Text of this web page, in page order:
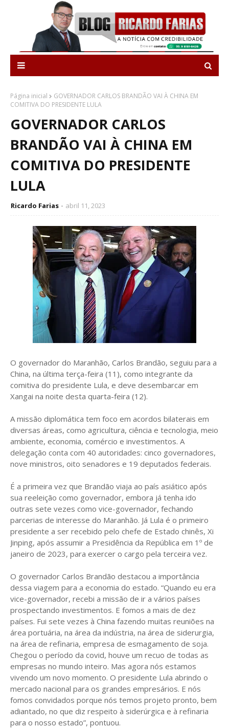
Página inicial
GOVERNADOR CARLOS BRANDÃO VAI À CHINA EM
COMITIVA DO PRESIDENTE LULA
GOVERNADOR CARLOS
BRANDÃO VAI À CHINA EM
COMITIVA DO PRESIDENTE
LULA
Ricardo Farias abril 11, 2023
O governador do Maranhão, Carlos Brandão, seguiu para a
China, na última terça-feira (11), como integrante da
comitiva do presidente Lula, e deve desembarcar em
Xangai na noite desta quarta-feira (12).
A missão diplomática tem foco em acordos bilaterais em
diversas áreas, como agricultura, ciência e tecnologia, meio
ambiente, economia, comércio e investimentos. A
delegação conta com 40 autoridades: cinco governadores,
nove ministros, oito senadores e 19 deputados federais.
É a primeira vez que Brandão viaja ao país asiático após
sua reeleição como governador, embora já tenha ido
outras sete vezes como vice-governador, fechando
parcerias de interesse do Maranhão. Já Lula é o primeiro
presidente a ser recebido pelo chefe de Estado chinês, Xi
Jinping, após assumir a Presidência da República em 1º de
janeiro de 2023, para exercer o cargo pela terceira vez.
O governador Carlos Brandão destacou a importância
dessa viagem para a economia do estado. “Quando eu era
vice-governador, recebi a missão de ir a vários países
prospectando investimentos. E fomos a mais de dez
países. Fui sete vezes à China fazendo muitas reuniões na
área portuária, na área da indústria, na área de siderurgia,
na área de refinaria, empresa de esmagamento de soja.
Chegou o período da covid, houve um recuo de todas as
empresas no mundo inteiro. Mas agora nós estamos
vivendo um novo momento. O presidente Lula abrindo o
mercado nacional para os grandes empresários. E nós
fomos convidados porque nós temos projeto pronto, bem
adiantado, no que diz respeito à siderúrgica e à refinaria
para o nosso estado”, pontuou.